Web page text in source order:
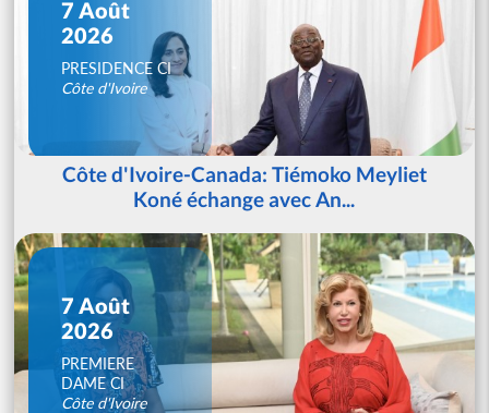
7 Août
2026
PRESIDENCE CI
Côte d'Ivoire
Côte d'Ivoire-Canada: Tiémoko Meyliet
Koné échange avec An...
7 Août
2026
PREMIERE
DAME CI
Côte d'Ivoire